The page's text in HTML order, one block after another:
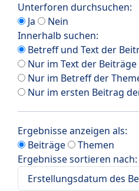
Unterforen durchsuchen:
Ja
Nein
Innerhalb suchen:
Betreff und Text der
Nur im Text der Beiträge
Nur im Betreff der
Nur im ersten Beitrag
Ergebnisse anzeigen als:
Beiträge
Themen
Ergebnisse sortieren nach: